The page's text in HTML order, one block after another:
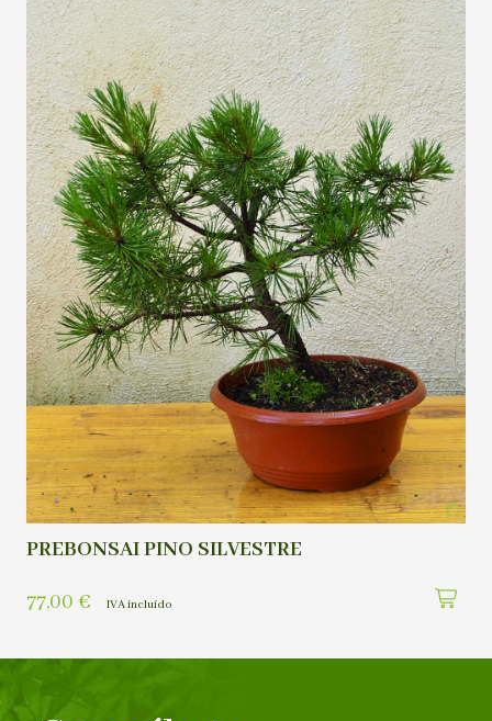
PREBONSAI PINO SILVESTRE
77,00 € IVA incluído